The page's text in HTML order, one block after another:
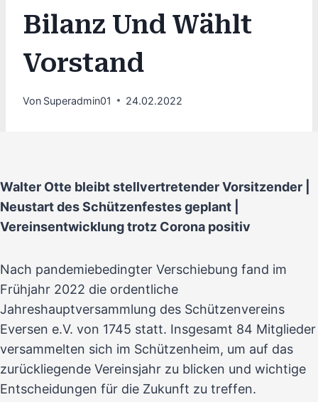
Bilanz Und Wählt
Vorstand
Von Superadmin01 24.02.2022
Walter Otte bleibt stellvertretender Vorsitzender |
Neustart des Schützenfestes geplant |
Vereinsentwicklung trotz Corona positiv
Nach pandemiebedingter Verschiebung fand im
Frühjahr 2022 die ordentliche
Jahreshauptversammlung des Schützenvereins
Eversen e.V. von 1745 statt. Insgesamt 84 Mitglieder
versammelten sich im Schützenheim, um auf das
zurückliegende Vereinsjahr zu blicken und wichtige
Entscheidungen für die Zukunft zu treffen.